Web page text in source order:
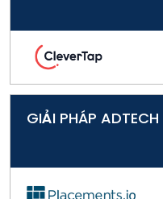
GIẢI PHÁP ADTECH